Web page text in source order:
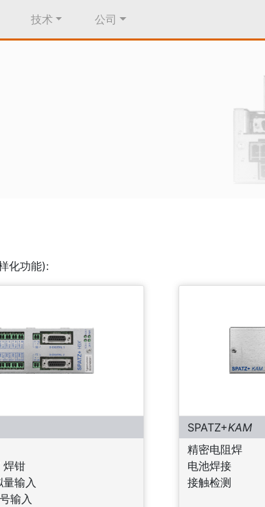
技术 公司
化功能):
焊钳
输入
输入
SPATZ+KAM
精密电阻焊
电池焊接
接触检测